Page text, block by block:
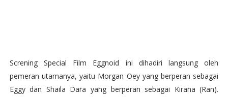
Screning Special Film Eggnoid ini dihadiri langsung oleh
pemeran utamanya, yaitu Morgan Oey yang berperan sebagai
Eggy dan Shaila Dara yang berperan sebagai Kirana (Ran).